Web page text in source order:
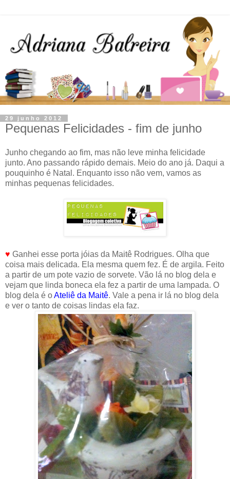
29 junho 2012
Pequenas Felicidades - fim de junho
Junho chegando ao fim, mas não leve minha felicidade
junto. Ano passando rápido demais. Meio do ano já. Daqui a
pouquinho é Natal. Enquanto isso não vem, vamos as
minhas pequenas felicidades.
♥ Ganhei esse porta jóias da Maitê Rodrigues. Olha que
coisa mais delicada. Ela mesma quem fez. É de argila. Feito
a partir de um pote vazio de sorvete. Vão lá no blog dela e
vejam que linda boneca ela fez a partir de uma lampada. O
blog dela é oAteliê da Maitê. Vale a pena ir lá no blog dela
e ver o tanto de coisas lindas ela faz.